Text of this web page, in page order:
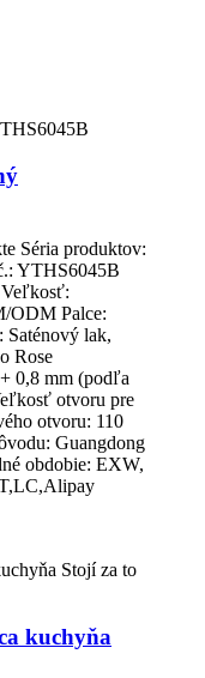
Séria produktov:
YTHS6045B
Veľkosť:
ODM Palce:
Saténový lak,
Rose
0,8 mm (podľa
otvoru pre
otvoru: 110
Guangdong
obdobie: EXW,
kuchyňa